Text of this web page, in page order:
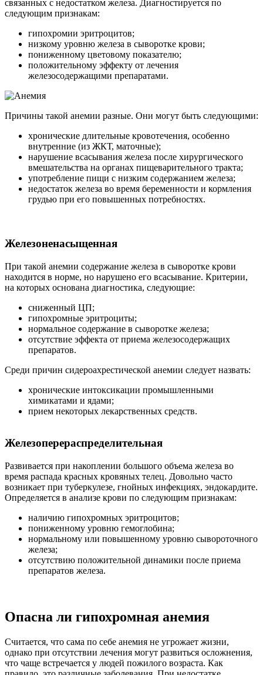
связанных с недостатком железа. Диагностируется по
следующим признакам:
гипохромии эритроцитов;
низкому уровню железа в сыворотке крови;
пониженному цветовому показателю;
положительному эффекту от лечения
железосодержащими препаратами.
Причины такой анемии разные. Они могут быть следующими:
хронические длительные кровотечения, особенно
внутренние (из ЖКТ, маточные);
нарушение всасывания железа после хирургического
вмешательства на органах пищеварительного тракта;
употребление пищи с низким содержанием железа;
недостаток железа во время беременности и кормления
грудью при его повышенных потребностях.
Железоненасыщенная
При такой анемии содержание железа в сыворотке крови
находится в норме, но нарушено его всасывание. Критерии,
на которых основана диагностика, следующие:
сниженный ЦП;
гипохромные эритроциты;
нормальное содержание в сыворотке железа;
отсутствие эффекта от приема железосодержащих
препаратов.
Среди причин сидероахрестической анемии следует назвать:
хронические интоксикации промышленными
химикатами и ядами;
прием некоторых лекарственных средств.
Железоперераспределительная
Развивается при накоплении большого объема железа во
время распада красных кровяных телец. Довольно часто
возникает при туберкулезе, гнойных инфекциях, эндокардите.
Определяется в анализе крови по следующим признакам:
наличию гипохромных эритроцитов;
пониженному уровню гемоглобина;
нормальному или повышенному уровню сывороточного
железа;
отсутствию положительной динамики после приема
препаратов железа.
Опасна ли гипохромная анемия
Считается, что сама по себе анемия не угрожает жизни,
однако при отсутствии лечения могут развиться осложнения,
что чаще встречается у людей пожилого возраста. Как